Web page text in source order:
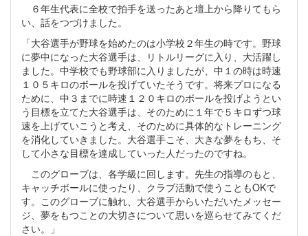
６年生代表に全校で拍手を送ったあと壇上から降りてもら
い、話をつづけました。
「大谷選手が野球を始めたのは小学校２年生の時です。野球
に夢中になった大谷選手は、リトルリーグに入り、大活躍し
ました。中学校でも野球部に入りましたが、中１の時は時速
１０５キロのボールを投げていたそうです。将来プロになる
ために、中３までに時速１２０キロのボールを投げようとい
う目標を立てた大谷選手は、そのために１年で５キロずつ球
速を上げていこうと考え、そのために具体的なトレーニング
を消化していきました。大谷選手こそ、大きな夢をもち、そ
して小さな目標を達成していった人だったのですね。
このグローブは、各学級に回します。先生の指導のもと、
キャッチボールに使ったり、クラブ活動で使うこともOKで
す。このグローブに触れ、大谷選手からいただいたメッセー
ジ、夢をもつことの大切さについて思いを巡らせてみてくだ
さい。」